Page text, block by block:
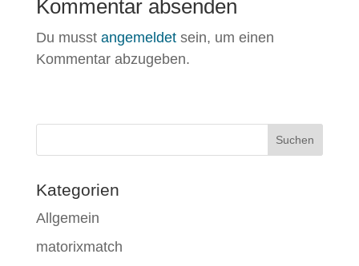
Kommentar absenden
Du musst angemeldetsein, um einen
Kommentar abzugeben.
Kategorien
Allgemein
matorixmatch